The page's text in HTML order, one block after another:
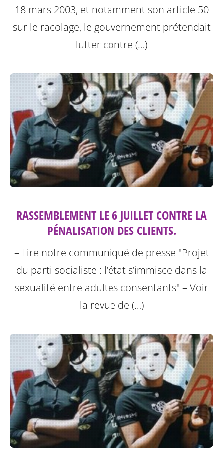
18 mars 2003, et notamment son article 50
sur le racolage, le gouvernement prétendait
lutter contre (…)
RASSEMBLEMENT LE 6 JUILLET CONTRE LA
PÉNALISATION DES CLIENTS.
– Lire notre communiqué de presse "Projet
du parti socialiste : l’état s’immisce dans la
sexualité entre adultes consentants" – Voir
la revue de (…)